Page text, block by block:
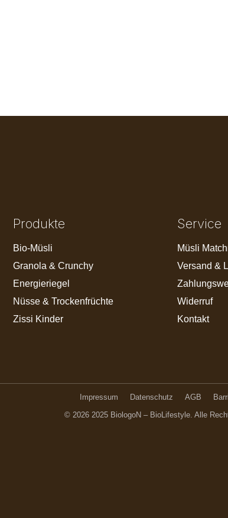
Produkte
Bio-Müsli
Granola & Crunchy
Energieriegel
Nüsse & Trockenfrüchte
Zissi Kinder
Service
Müsli
Versand &
Widerruf
Kontakt
Impressum Datenschutz AGB
© 2026 2025 BiologoN – BioLifestyle. Alle